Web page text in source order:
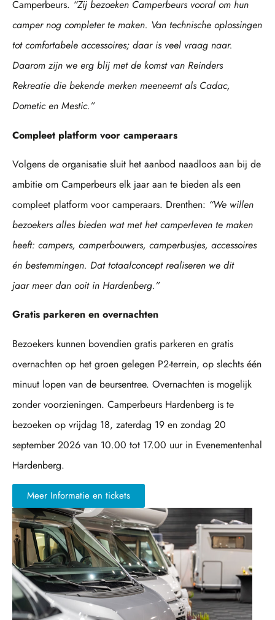
Camperbeurs. “Zij bezoeken Camperbeurs vooral om hun
camper nog completer te maken. Van technische oplossingen
tot comfortabele accessoires; daar is veel vraag naar.
Daarom zijn we erg blij met de komst van Reinders
Rekreatie die bekende merken meeneemt als Cadac,
Dometic en Mestic.”
Compleet platform voor camperaars
Volgens de organisatie sluit het aanbod naadloos aan bij de
ambitie om Camperbeurs elk jaar aan te bieden als een
compleet platform voor camperaars. Drenthen: “We willen
bezoekers alles bieden wat met het camperleven te maken
heeft: campers, camperbouwers, camperbusjes, accessoires
én bestemmingen. Dat totaalconcept realiseren we dit
jaar meer dan ooit in Hardenberg.”
Gratis parkeren en overnachten
Bezoekers kunnen bovendien gratis parkeren en gratis
overnachten op het groen gelegen P2-terrein, op slechts één
minuut lopen van de beursentree. Overnachten is mogelijk
zonder voorzieningen. Camperbeurs Hardenberg is te
bezoeken op vrijdag 18, zaterdag 19 en zondag 20
september 2026 van 10.00 tot 17.00 uur in Evenementenhal
Hardenberg.
Meer Informatie en tickets